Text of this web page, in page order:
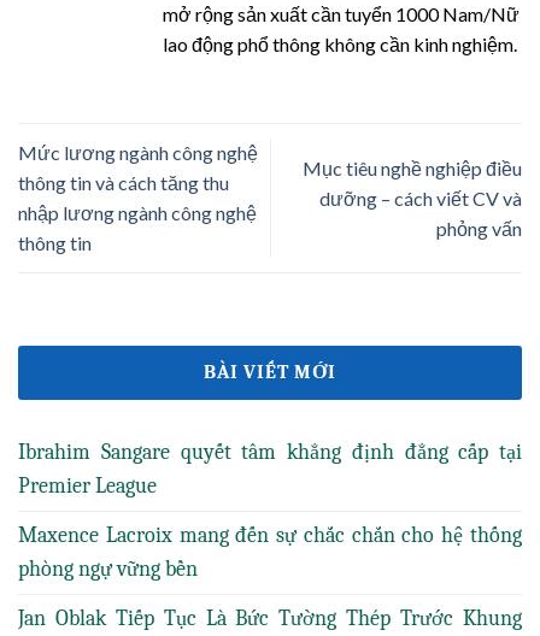
mở rộng sản xuất cần tuyển 1000 Nam/Nữ
lao động phổ thông không cần kinh nghiệm.
Mức lương ngành công nghệ
thông tin và cách tăng thu
nhập lương ngành công nghệ
thông tin
Mục tiêu nghề nghiệp điều
dưỡng – cách viết CV và
phỏng vấn
BÀI VIẾT MỚI
Ibrahim Sangare quyết tâm khẳng định đẳng cấp tại
Premier League
Maxence Lacroix mang đến sự chắc chắn cho hệ thống
phòng ngự vững bền
Jan Oblak Tiếp Tục Là Bức Tường Thép Trước Khung